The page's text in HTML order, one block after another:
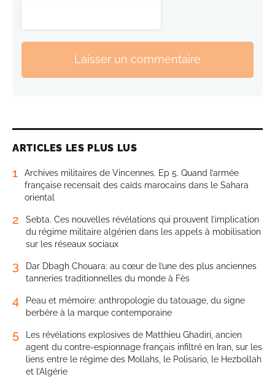
Laisser un commentaire
ARTICLES LES PLUS LUS
1
Archives militaires de Vincennes. Ep 5. Quand l’armée
française recensait des caïds marocains dans le Sahara
oriental
2
Sebta. Ces nouvelles révélations qui prouvent l’implication
du régime militaire algérien dans les appels à mobilisation
sur les réseaux sociaux
3
Dar Dbagh Chouara: au cœur de l’une des plus anciennes
tanneries traditionnelles du monde à Fès
4
Peau et mémoire: anthropologie du tatouage, du signe
berbère à la marque contemporaine
5
Les révélations explosives de Matthieu Ghadiri, ancien
agent du contre-espionnage français infiltré en Iran, sur les
liens entre le régime des Mollahs, le Polisario, le Hezbollah
et l’Algérie